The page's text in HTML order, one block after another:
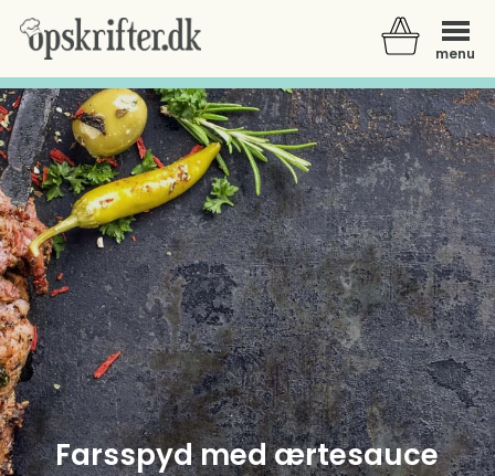
menu
Der er ingen varer i din kurv.
Farsspyd med ærtesauce